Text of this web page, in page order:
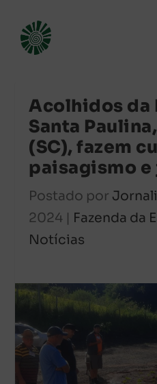
Acolhidos da
Santa
(SC), fazem
paisagismo
Postado por
2024 | Fazenda da
Notícias